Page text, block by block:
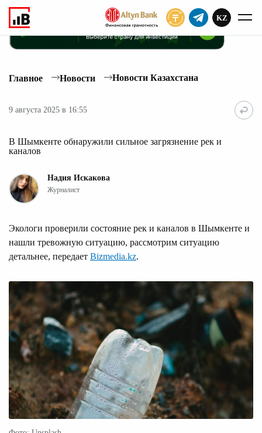
KZ
Главное Новости Новости Казахстана
9 августа 2025 в 16:55
В Шымкенте обнаружили сильное загрязнение рек и
каналов
Надия Искакова
Журналист
Экологи проверили состояние рек и каналов в Шымкенте и
нашли тревожную ситуацию, рассмотрим ситуацию
детальнее, передает Bizmedia.kz.